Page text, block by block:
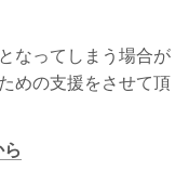
なってしまう場合が
めの支援をさせて頂